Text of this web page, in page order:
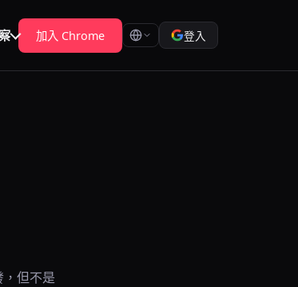
加入 Chrome 登入
但不是